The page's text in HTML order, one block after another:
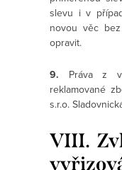
slevu i v
novou věc
opravit.
9. Práva z
reklamované
s.r.o.
VIII.